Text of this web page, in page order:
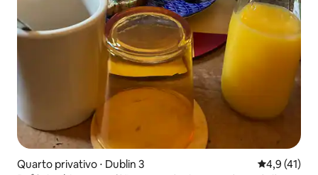
Quarto privativo ⋅ Dublin 3 4,9 de uma
4,9 (41)